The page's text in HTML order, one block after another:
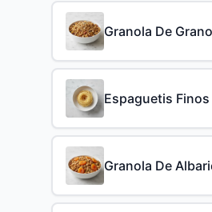
Granola De
Espaguetis Finos
Granola De